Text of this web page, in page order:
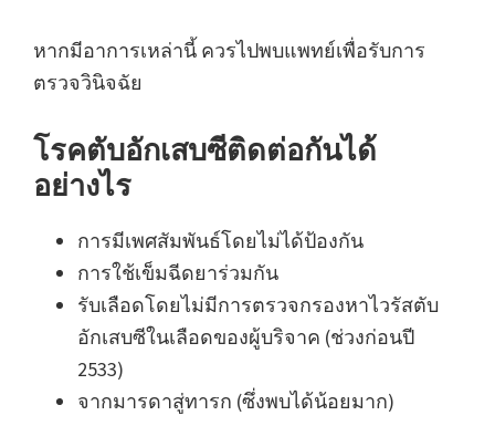
หากมีอาการเหล่านี้ ควรไปพบแพทย์เพื่อรับการ
ตรวจวินิจฉัย
โรคตับอักเสบซีติดต่อกันได้
อย่างไร
การมีเพศสัมพันธ์โดยไม่ได้ป้องกัน
การใช้เข็มฉีดยาร่วมกัน
รับเลือดโดยไม่มีการตรวจกรองหาไวรัสตับ
อักเสบซีในเลือดของผู้บริจาค (ช่วงก่อนปี
2533)
จากมารดาสู่ทารก (ซึ่งพบได้น้อยมาก)